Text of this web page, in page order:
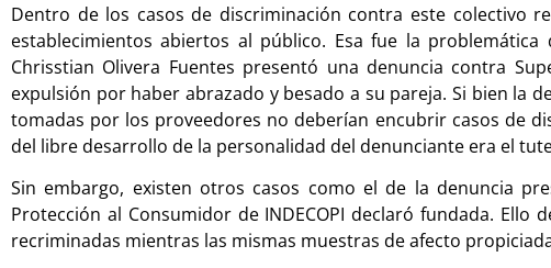
Dentro de los casos de discriminación contra este colectivo
establecimientos abiertos al público. Esa fue la
Chrisstian Olivera Fuentes presentó una denuncia contra
expulsión por haber abrazado y besado a su pareja. Si bien la
tomadas por los proveedores no deberían encubrir casos de
del libre desarrollo de la personalidad del denunciante era el
Sin embargo, existen otros casos como el de la denuncia
Protección al Consumidor de INDECOPI declaró fundada.
recriminadas mientras las mismas muestras de afecto